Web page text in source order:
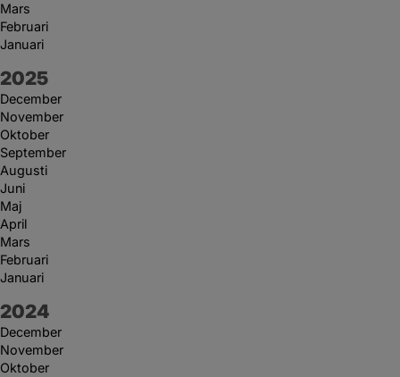
Mars
Februari
Januari
År:
2025
December
November
Oktober
September
Augusti
Juni
Maj
April
Mars
Februari
Januari
År:
2024
December
November
Oktober